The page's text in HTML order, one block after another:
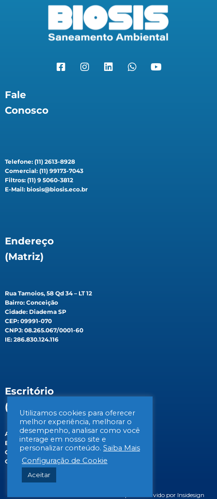
Fale
Conosco
Telefone: (11) 2613-8928
Comercial: (11) 99173-7043
Filtros: (11) 9 5060-3812
E-Mail: biosis@biosis.eco.br
Endereço
(Matriz)
Rua Tamoios, 58 Qd 34 – LT 12
Bairro: Conceição
Cidade: Diadema SP
CEP: 09991-070
CNPJ: 08.265.067/0001-60
IE: 286.830.124.116
Escritório
(Filial)
Av. Gen. Valdomiro de Lima, 647B
Bairro: Jabaquara
Cidade: São Paulo/SP
CEP: 04344-070
© 2026 BIOSIS Saneamento Ambiental | Desenvolvido por Insidesign
Utilizamos cookies para oferecer
melhor experiência, melhorar o
desempenho, analisar como você
interage em nosso site e
personalizar conteúdo. Saiba Mais
Configuração de Cookie
Aceitar